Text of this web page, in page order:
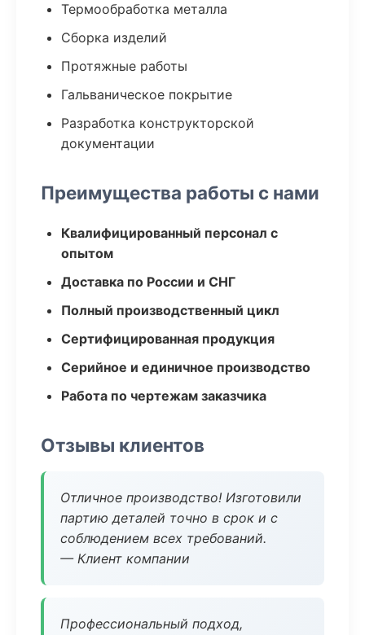
Термообработка металла
Сборка изделий
Протяжные работы
Гальваническое покрытие
Разработка конструкторской
документации
Преимущества работы с нами
Квалифицированный персонал с
опытом
Доставка по России и СНГ
Полный производственный цикл
Сертифицированная продукция
Серийное и единичное производство
Работа по чертежам заказчика
Отзывы клиентов
Отличное производство! Изготовили
партию деталей точно в срок и с
соблюдением всех требований.
— Клиент компании
Профессиональный подход,